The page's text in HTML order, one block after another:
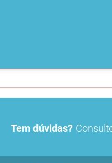
Tem dúvidas?